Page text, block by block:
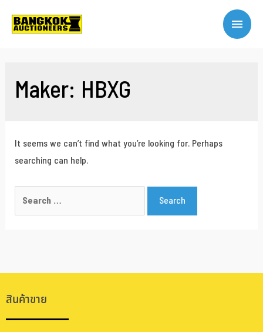
Maker: HBXG
It seems we can’t find what you’re looking for. Perhaps
searching can help.
สินค้าขาย